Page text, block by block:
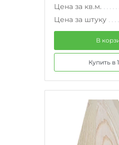
Цена за кв.м.
Цена за штуку
В
Купить в